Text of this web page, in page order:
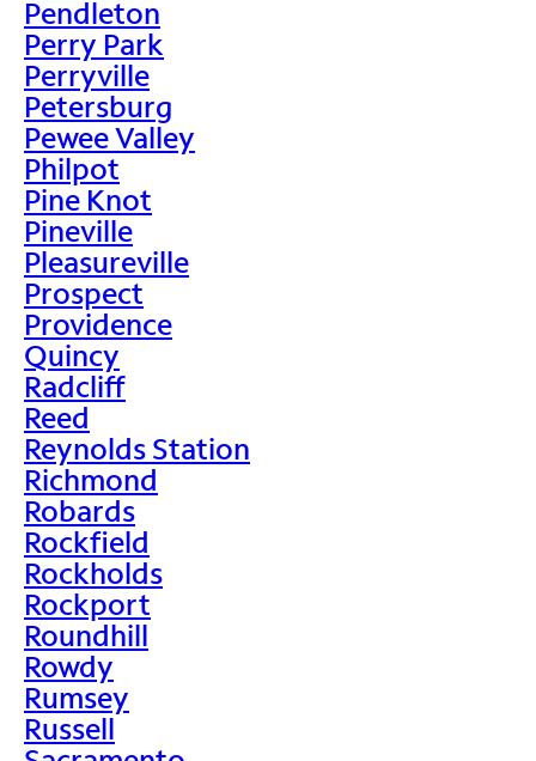
Pendleton
Perry Park
Perryville
Petersburg
Pewee Valley
Philpot
Pine Knot
Pineville
Pleasureville
Prospect
Providence
Quincy
Radcliff
Reed
Reynolds Station
Richmond
Robards
Rockfield
Rockholds
Rockport
Roundhill
Rowdy
Rumsey
Russell